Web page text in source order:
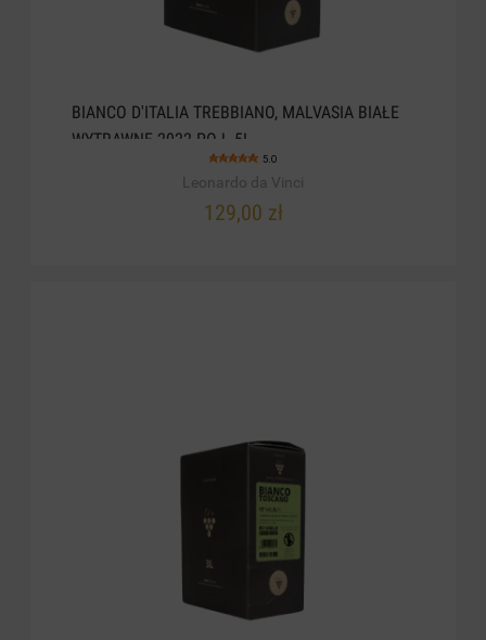
BIANCO D'ITALIA TREBBIANO, MALVASIA BIAŁE
WYTRAWNE 2022 POJ. 5L
5.0
Leonardo da Vinci
129,00 zł